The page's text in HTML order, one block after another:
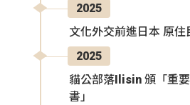
2025
文化外交前進日本 原
2025
貓公部落Ilisin 頒「重
書」